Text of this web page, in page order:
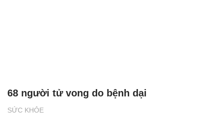
SỨC KHỎE
68 người tử vong do bệnh dại